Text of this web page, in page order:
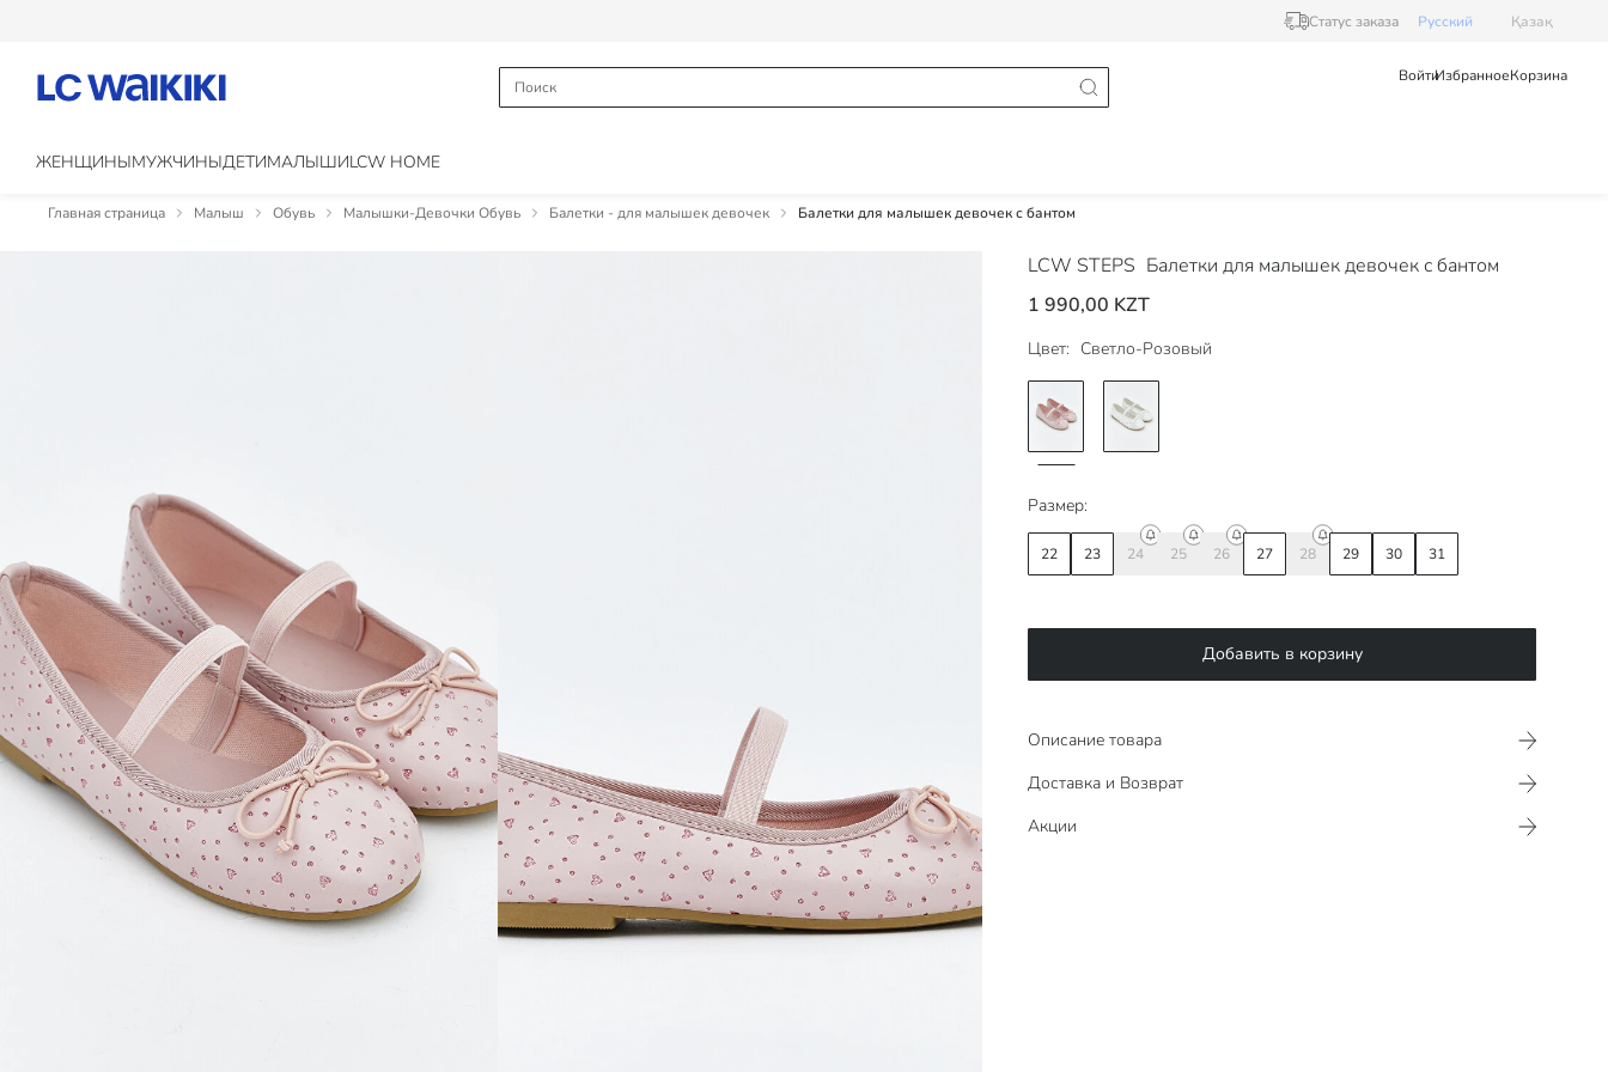
Статус заказа Pусский Қазақ
ВойтиИзбранноеКорзина
ЖЕНЩИНЫМУЖЧИНЫДЕТИМАЛЫШИLCW HOME
Главная страница Малыш Обувь Малышки-Девочки Обувь Балетки - для малышек девочек Балетки для малышек девочек с бантом
LCW STEPS Балетки для малышек девочек с бантом
1 990,00 KZT
Цвет: Светло-Розовый
Размер:
22 23 24 25 26 27 28 29 30 31
Добавить в корзину
Описание товара
Доставка и Возврат
Акции